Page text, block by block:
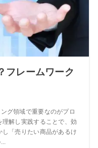
フレームワーク
グ領域で重要なのがプロ
解し実践することで、効
「売りたい商品があるけ